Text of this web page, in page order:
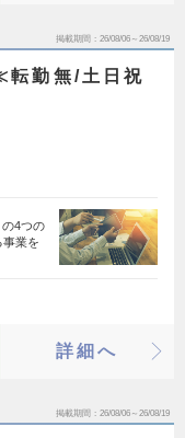
掲載期間 26/08/06～26/08/19
転勤無/土日祝
の4つの
事業を
詳細へ
掲載期間 26/08/06～26/08/19